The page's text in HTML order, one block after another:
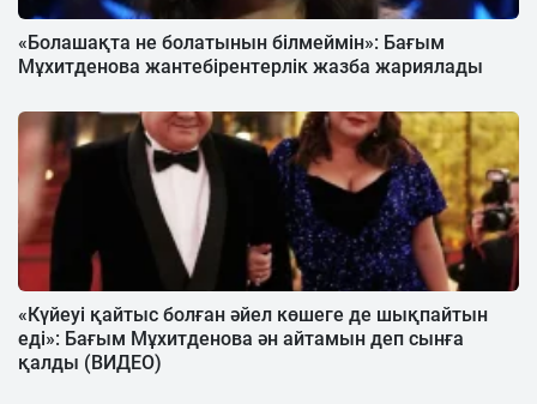
«Болашақта не болатынын білмеймін»: Бағым
Мұхитденова жантебірентерлік жазба жариялады
«Күйеуі қайтыс болған әйел көшеге де шықпайтын
еді»: Бағым Мұхитденова ән айтамын деп сынға
қалды (ВИДЕО)